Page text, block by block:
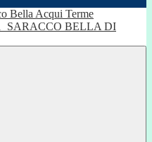
SARACCO BELLA DI